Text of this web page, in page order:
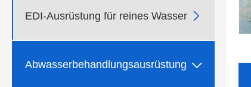
EDI-Ausrüstung für reines Wasser 
Abwasserbehandlungsausrüstung 